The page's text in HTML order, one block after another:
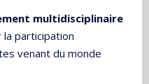
multidisciplinaire
la participation
venant du monde